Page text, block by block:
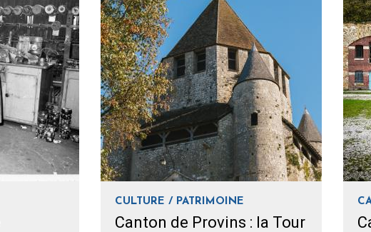
CULTURE / PATRIMOINE
Canton de Provins : la Tour